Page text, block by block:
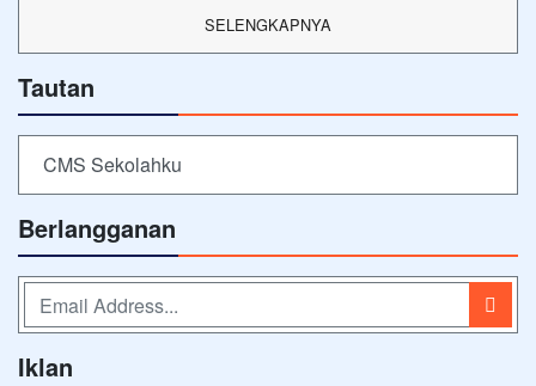
SELENGKAPNYA
Tautan
CMS Sekolahku
Berlangganan
Iklan